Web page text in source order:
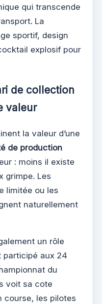
qui transcende
La
sportif, design
explosif pour
de collection
valeur
la valeur d’une
de production
: moins il existe
grimpe. Les
limitée ou les
naturellement
un rôle
participé aux 24
du
voit sa cote
course, les pilotes